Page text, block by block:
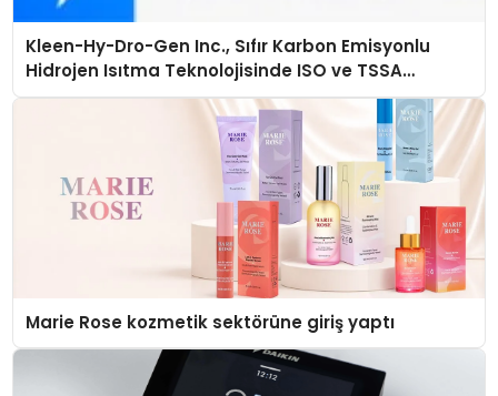
Kleen-Hy-Dro-Gen Inc., Sıfır Karbon Emisyonlu
Hidrojen Isıtma Teknolojisinde ISO ve TSSA
Düzenleyici Onaylarını Aldı
Marie Rose kozmetik sektörüne giriş yaptı